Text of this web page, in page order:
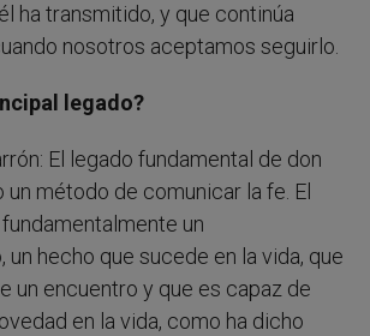
ha transmitido, y que continúa
nosotros aceptamos seguirlo.
legado?
El legado fundamental de don
un método de comunicar la fe. El
un
hecho que sucede en la vida, que
un encuentro y que es capaz de
en la vida, como ha dicho